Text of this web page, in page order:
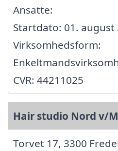
Ansatte:
Startdato: 01. august
Virksomhedsform:
CVR: 44211025
Hair studio Nord v/
Torvet 17, 3300